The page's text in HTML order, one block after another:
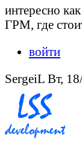
интересно
ГРМ, где
войти
SergeiL Вт,